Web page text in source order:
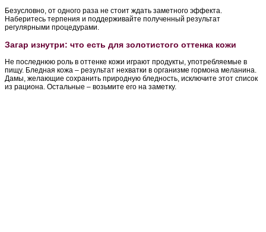
Безусловно, от одного раза не стоит ждать заметного эффекта.
Наберитесь терпения и поддерживайте полученный результат
регулярными процедурами.
Загар изнутри: что есть для золотистого оттенка кожи
Не последнюю роль в оттенке кожи играют продукты, употребляемые в
пищу. Бледная кожа – результат нехватки в организме гормона меланина.
Дамы, желающие сохранить природную бледность, исключите этот список
из рациона. Остальные – возьмите его на заметку.